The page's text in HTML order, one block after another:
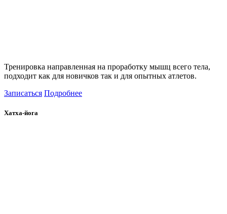
Тренировка направленная на проработку мышц всего тела,
подходит как для новичков так и для опытных атлетов.
Записаться Подробнее
Хатха-йога